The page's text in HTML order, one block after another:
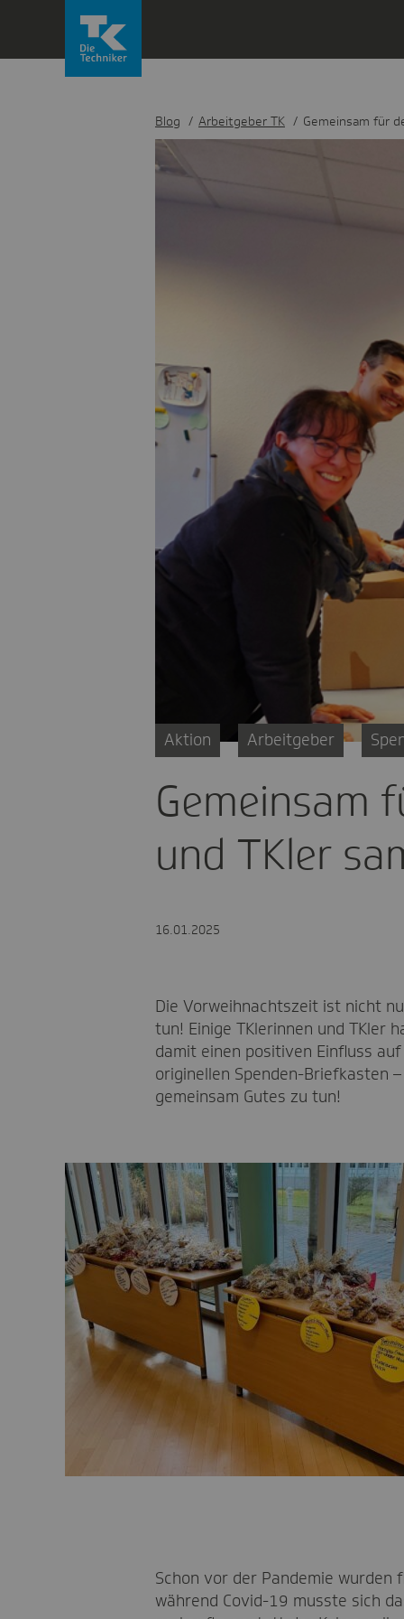
wechseln
Blog Arbeitgeber TK Gemeinsam für
Aktion Arbeitgeber
Gemeinsam
und TKler
16.01.2025
Die Vorweihnachtszeit ist nicht
tun! Einige TKlerinnen und TKler
damit einen positiven Einfluss
originellen Spenden-Briefkasten
gemeinsam Gutes zu tun!
Schon vor der Pandemie wurden
während Covid-19 musste sich